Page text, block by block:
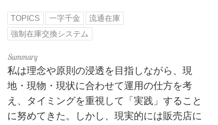
TOPICS 一字千金
流通在庫
強制在庫交換システム
私は理念や原則の浸透を目指しながら、現
地・現物・現状に合わせて運用の仕方を考
え、タイミングを重視して「実践」すること
に努めてきた。しかし、現実的には販売店に